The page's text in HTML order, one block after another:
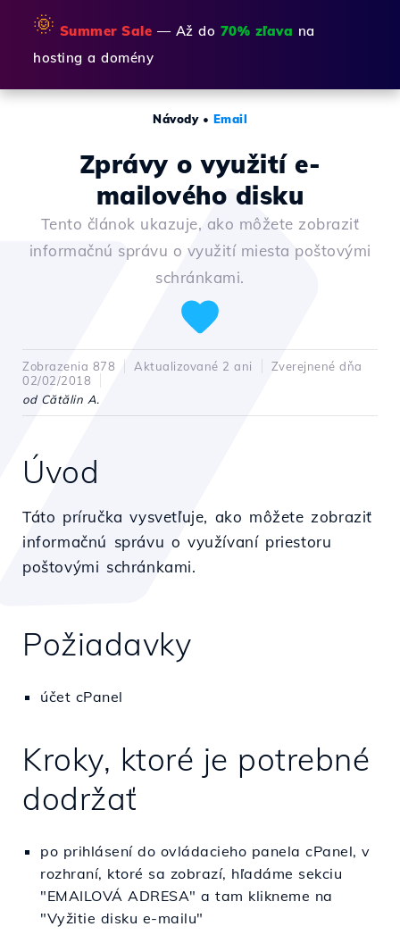
🌞 Summer Sale — Až do 70% zľava na
hosting a domény
Návody• Email
Zprávy o využití e-
mailového disku
Tento článok ukazuje, ako môžete zobraziť
informačnú správu o využití miesta poštovými
schránkami.
Zobrazenia 878 Aktualizované 2 ani
Zverejnené dňa
02/02/2018
od Cătălin A.
Úvod
Táto príručka vysvetľuje, ako môžete zobraziť
informačnú správu o využívaní priestoru
poštovými schránkami.
Požiadavky
účet cPanel
Kroky, ktoré je potrebné
dodržať
po prihlásení do ovládacieho panela cPanel, v
rozhraní, ktoré sa zobrazí, hľadáme sekciu
"EMAILOVÁ ADRESA" a tam klikneme na
"Vyžitie disku e-mailu"